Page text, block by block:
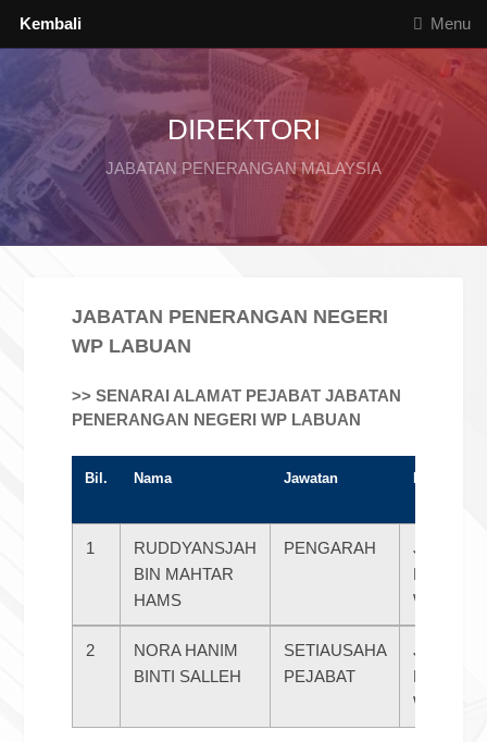
Kembali Menu
DIREKTORI
JABATAN PENERANGAN MALAYSIA
JABATAN PENERANGAN NEGERI
WP LABUAN
>> SENARAI ALAMAT PEJABAT JABATAN
PENERANGAN NEGERI WP LABUAN
Bil. Nama Jawatan
1
RUDDYANSJAH
BIN MAHTAR
HAMS
PENGARAH
JABATAN
WP
2
NORA HANIM
BINTI SALLEH
SETIAUSAHA
PEJABAT
JABATAN
WP